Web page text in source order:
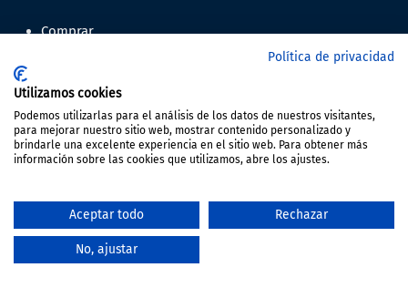
Comprar
Departamento Jurídico
Nosotros
Contacto
Aviso Legal
Política de Privacidad
Política de privacidad
Utilizamos cookies
Podemos utilizarlas para el análisis de los datos de nuestros visitantes,
para mejorar nuestro sitio web, mostrar contenido personalizado y
brindarle una excelente experiencia en el sitio web. Para obtener más
información sobre las cookies que utilizamos, abre los ajustes.
Aceptar todo Rechazar
No, ajustar